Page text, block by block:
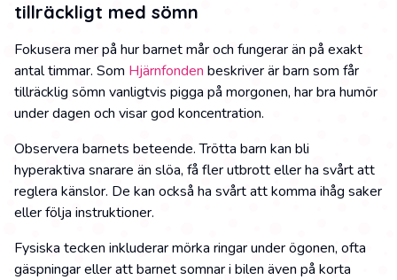
tillräckligt med sömn
Fokusera mer på hur barnet mår och fungerar än på exakt
antal timmar. Som Hjärnfonden beskriver är barn som får
tillräcklig sömn vanligtvis pigga på morgonen, har bra humör
under dagen och visar god koncentration.
Observera barnets beteende. Trötta barn kan bli
hyperaktiva snarare än slöa, få fler utbrott eller ha svårt att
reglera känslor. De kan också ha svårt att komma ihåg saker
eller följa instruktioner.
Fysiska tecken inkluderar mörka ringar under ögonen, ofta
gäspningar eller att barnet somnar i bilen även på korta